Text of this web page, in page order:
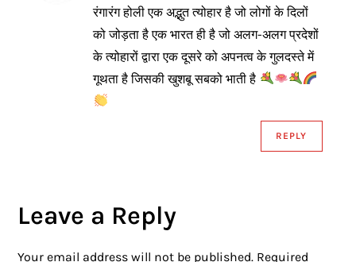
o
रंगारंग होली एक अद्भुत त्योहार है जो लोगों के दिलों
को जोड़ता है एक भारत ही है जो अलग-अलग प्रदेशों
के त्योहारों द्वारा एक दूसरे को अपनत्व के गुलदस्ते में
गूथता है जिसकी खुशबू सबको भाती है
REPLY
Leave a Reply
Your email address will not be published. Required